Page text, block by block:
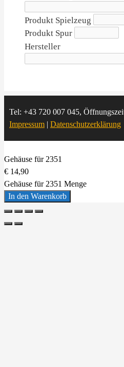
Produkt Spielzeug
Produkt Spur
Hersteller
Tel: +43 720 007 045,
Impressum | Datenschutzerklärung
Gehäuse für 2351
€ 14,90
Gehäuse für 2351 Menge
In den Warenkorb